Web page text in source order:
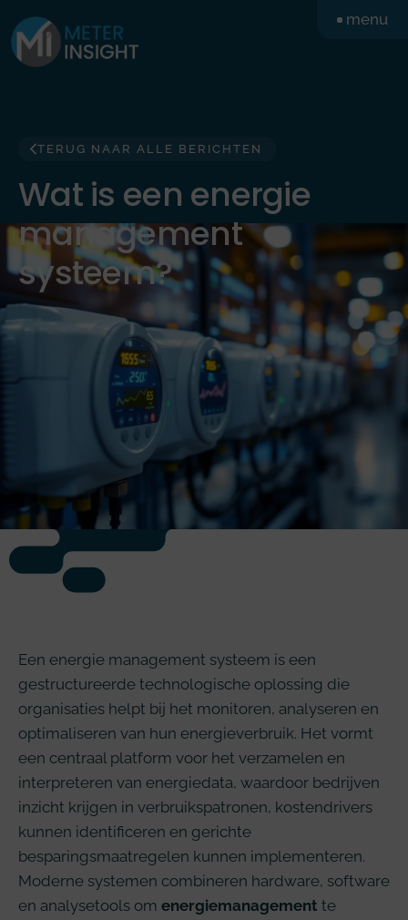
naar
de
menu
TERUG NAAR ALLE BERICHTEN
Wat is een energie
management
systeem?
Een energie management systeem is een
gestructureerde technologische oplossing die
organisaties helpt bij het monitoren, analyseren en
optimaliseren van hun energieverbruik. Het vormt
een centraal platform voor het verzamelen en
interpreteren van energiedata, waardoor bedrijven
inzicht krijgen in verbruikspatronen, kostendrivers
kunnen identificeren en gerichte
besparingsmaatregelen kunnen implementeren.
Moderne systemen combineren hardware, software
en analysetools om energiemanagement te